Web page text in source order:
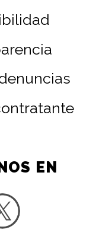
EN